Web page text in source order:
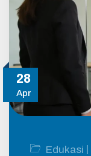
28
Apr
Edukasi |